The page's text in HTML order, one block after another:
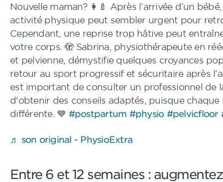
Nouvelle maman? 👩‍🍼 Après l’arrivée d’un
activité physique peut sembler urgent pour
Cependant, une reprise trop hâtive peut
votre corps. 🫣 Sabrina, physiothérapeute en
et pelvienne, démystifie quelques croyances
retour au sport progressif et sécuritaire après
est important de consulter un professionnel de
d'obtenir des conseils adaptés, puisque chaque
différente. 💙 #postpartum #physio #pelvicfloor
♬ son original - PhysioExtra
Entre 6 et 12 semaines :